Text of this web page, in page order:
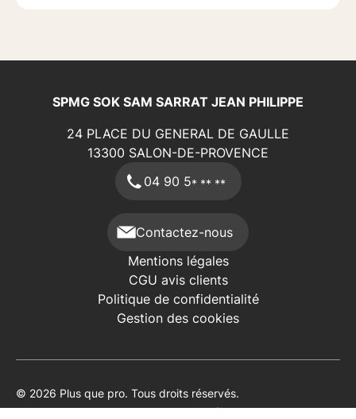
SPMG SOK SAM SARRAT JEAN PHILIPPE
24 PLACE DU GENERAL DE GAULLE
13300 SALON-DE-PROVENCE
04 90 5* ** **
Contactez-nous
Mentions légales
CGU avis clients
Politique de confidentialité
Gestion des cookies
© 2026 Plus que pro. Tous droits réservés.